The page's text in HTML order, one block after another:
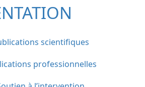
scientifiques
professionnelles